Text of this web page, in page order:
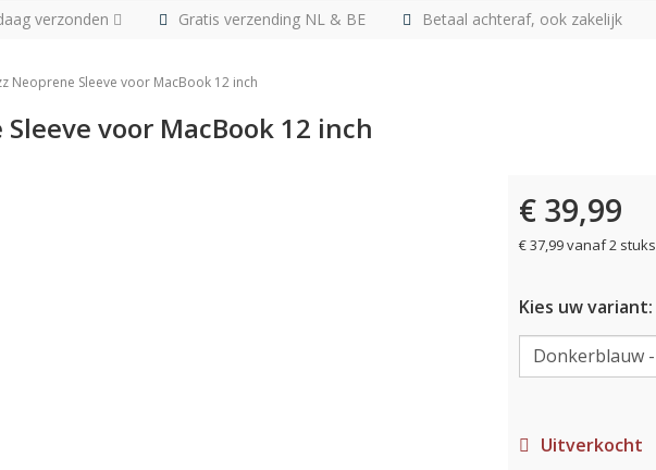
verzonden Gratis verzending NL & BE Betaal achteraf, ook zakelijk
Neoprene Sleeve voor MacBook 12 inch
voor MacBook 12 inch
€ 39,99
€ 37,99 vanaf 2 stuks
Kies uw variant:
Uitverkocht